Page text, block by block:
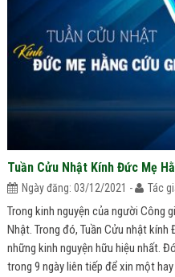
Tuần Cửu Nhật Kính Đức Mẹ
Ngày đăng: 03/12/2021 - Tác
Trong kinh nguyện của người Công
Nhật. Trong đó, Tuần Cửu nhật
những kinh nguyện hữu hiệu nhất.
trong 9 ngày liên tiếp để xin một